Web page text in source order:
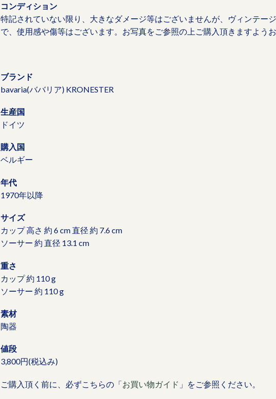
コンディション
特記されていない限り、大きなダメージ等はございませんが、ヴィンテー
で、使用感や傷等はございます。お写真をご参照の上ご購入頂きますよう
ブランド
bavaria(ババリア) KRONESTER
生産国
ドイツ
購入国
ベルギー
年代
1970年以降
サイズ
カップ 高さ 約 6 cm 直径 約 7.6 cm
ソーサー 約 直径 13.1 cm
重さ
カップ 約 110 g
ソーサー 約 110 g
素材
陶器
値段
3,800円(税込み)
ご購入頂く前に、必ずこちらの「お買い物ガイド 」をご参照ください。